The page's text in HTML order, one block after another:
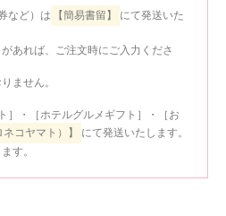
など）は 【簡易書留】
にて発送いた
があれば、ご注文時にご入力くださ
ません。
］・［ホテルグルメギフト］・［お
コヤマト）】
にて発送いたします。
す。